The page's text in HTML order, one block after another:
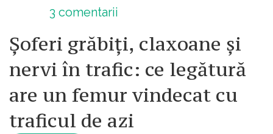
3 comentarii
Șoferi grăbiți, claxoane și
nervi în trafic: ce legătură
are un femur vindecat cu
traficul de azi